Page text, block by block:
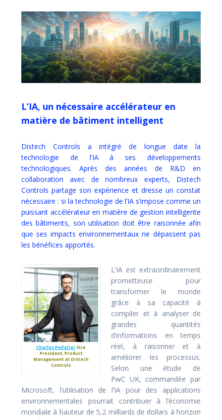
L’IA, un nécessaire accélérateur en
matière de bâtiment intelligent
Distech Controls a intégré de longue date la
technologie de l’IA à ses développements
technologiques. Après des années de R&D en
collaboration avec de nombreux experts, Distech
Controls partage son expérience et dresse un constat
nécessaire : si la technologie de l’IA s’impose comme un
puissant accélérateur en matière de gestion intelligente
des bâtiments, son utilisation doit être raisonnée afin
que ses impacts environnementaux ne dépassent pas
les bénéfices apportés.
Charles PelletierVice
President, Product
Management at Distech
Controls
L’IA est extraordinairement
prometteuse pour
transformer le monde
grâce à sa capacité à
compiler et à analyser de
grandes quantités
d’informations en temps
réel, à raisonner et à
améliorer les processus.
Selon une étude de
PwC UK, commandée par
Microsoft, l’utilisation de l’IA pour des applications
environnementales pourrait contribuer à l’économie
mondiale à hauteur de 5,2 milliards de dollars à horizon